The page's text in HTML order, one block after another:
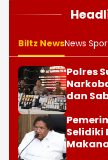
Biltz NewsNews
Polres
dan
Selidiki